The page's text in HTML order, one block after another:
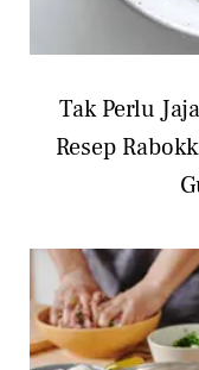
Tak Perlu
Resep